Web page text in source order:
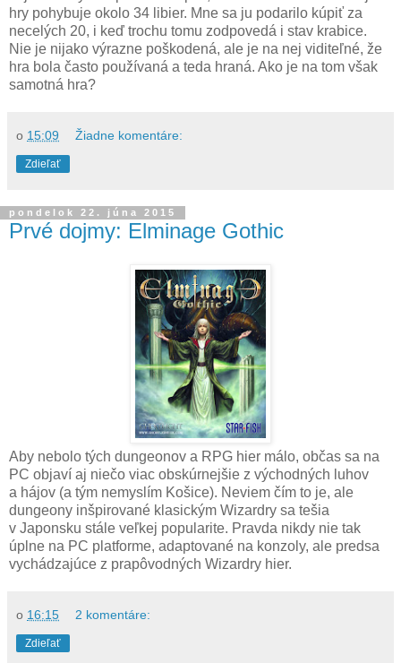
hry pohybuje okolo 34 libier. Mne sa ju podarilo kúpiť za
necelých 20, i keď trochu tomu zodpovedá i stav krabice.
Nie je nijako výrazne poškodená, ale je na nej viditeľné, že
hra bola často používaná a teda hraná. Ako je na tom však
samotná hra?
o 15:09 Žiadne komentáre:
Zdieľať
pondelok 22. júna 2015
Prvé dojmy: Elminage Gothic
Aby nebolo tých dungeonov a RPG hier málo, občas sa na
PC objaví aj niečo viac obskúrnejšie z východných luhov
a hájov (a tým nemyslím Košice). Neviem čím to je, ale
dungeony inšpirované klasickým Wizardry sa tešia
v Japonsku stále veľkej popularite. Pravda nikdy nie tak
úplne na PC platforme, adaptované na konzoly, ale predsa
vychádzajúce z prapôvodných Wizardry hier.
o 16:15 2 komentáre:
Zdieľať